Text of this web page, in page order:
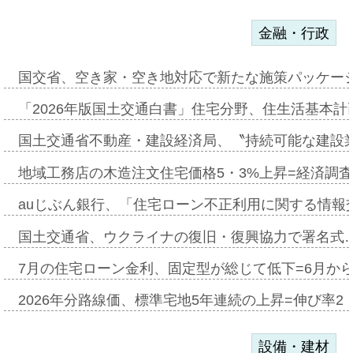
金融・行政
国交省、空き家・空き地対応で新たな施策パッケ
「2026年版国土交通白書」住宅分野、住生活基本
国土交通省不動産・建設経済局、〝持続可能な建
地域工務店の木造注文住宅価格5・3%上昇=経済調
auじぶん銀行、「住宅ローン不正利用に関する情
国土交通省、ウクライナの復旧・復興協力で署名
7月の住宅ローン金利、固定型が総じて低下=6月か
2026年分路線価、標準宅地5年連続の上昇=伸び率
設備・建材